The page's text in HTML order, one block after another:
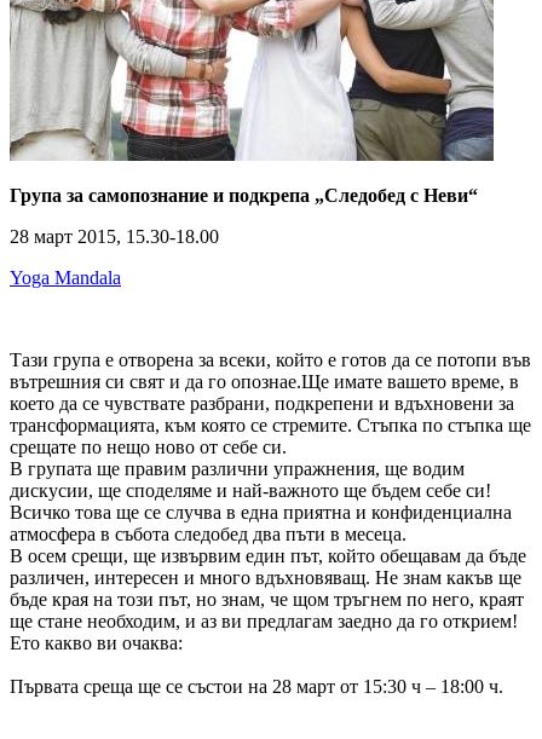
Група за самопознание и подкрепа „Следобед с Неви“
28 март 2015, 15.30-18.00
Yoga Mandala
Тази група е отворена за всеки, който е готов да се потопи във
вътрешния си свят и да го опознае.Ще имате вашето време, в
което да се чувствате разбрани, подкрепени и вдъхновени за
трансформацията, към която се стремите. Стъпка по стъпка ще
срещате по нещо ново от себе си.
В групата ще правим различни упражнения, ще водим
дискусии, ще споделяме и най-важното ще бъдем себе си!
Всичко това ще се случва в една приятна и конфиденциална
атмосфера в събота следобед два пъти в месеца.
В осем срещи, ще извървим един път, който обещавам да бъде
различен, интересен и много вдъхновяващ. Не знам какъв ще
бъде края на този път, но знам, че щом тръгнем по него, краят
ще стане необходим, и аз ви предлагам заедно да го открием!
Ето какво ви очаква:
Първата среща ще се състои на 28 март от 15:30 ч – 18:00 ч.